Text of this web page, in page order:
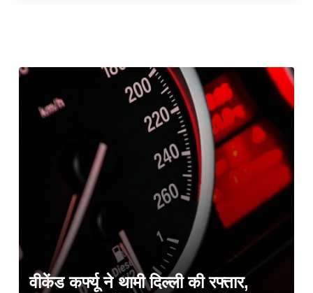
वीकेंड कर्फ्यू ने थामी दिल्ली की रफ्तार,